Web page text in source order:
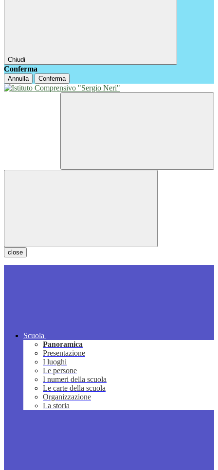
Chiudi
Conferma
Annulla Conferma
close
Scuola
Panoramica
Presentazione
I luoghi
Le persone
I numeri della scuola
Le carte della scuola
Organizzazione
La storia